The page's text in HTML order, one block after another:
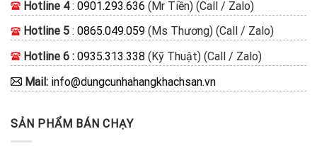
Hotline 4: 0901.293.636 (Mr Tiền) (Call / Zalo)
Hotline 5 : 0865.049.059 (Ms Thương) (Call / Zalo)
Hotline 6 : 0935.313.338 (Kỹ Thuật) (Call / Zalo)
Mail: info@dungcunhahangkhachsan.vn
SẢN PHẨM BÁN CHẠY